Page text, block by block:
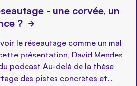
- une corvée, un
?
le réseautage comme un mal
présentation, David Mendes
podcast Au-delà de la thèse
des pistes concrètes et...